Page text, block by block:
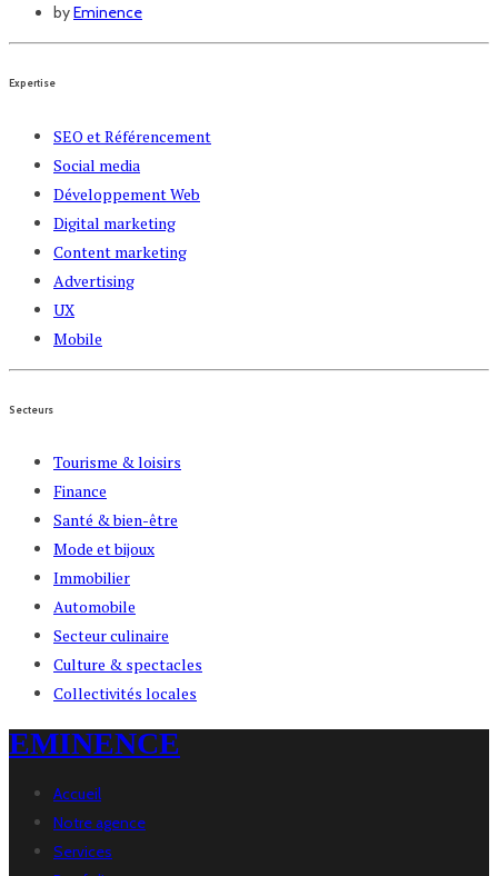
byEminence
Expertise
SEO et Référencement
Social media
Développement Web
Digital marketing
Content marketing
Advertising
UX
Mobile
Secteurs
Tourisme & loisirs
Finance
Santé & bien-être
Mode et bijoux
Immobilier
Automobile
Secteur culinaire
Culture & spectacles
Collectivités locales
EMINENCE
Accueil
Notre agence
Services